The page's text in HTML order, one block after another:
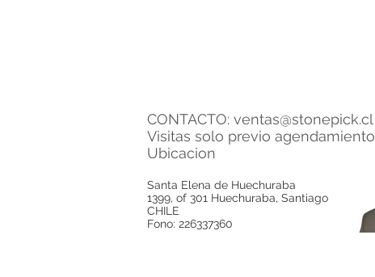
CONTACTO: ventas@stonepick.cl
Visitas solo previo agendamiento
Ubicacion
Santa Elena de Huechuraba
1399, of 301 Huechuraba, Santiago
CHILE
Fono: 226337360